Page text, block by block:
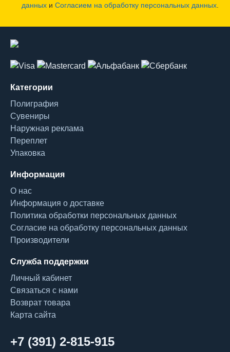
данных и Согласием на обработку персональных данных
Категории
Полиграфия
Сувениры
Наружная реклама
Переплет
Упаковка
Информация
О нас
Информация о доставке
Политика обработки персональных данных
Согласие на обработку персональных данных
Производители
Служба поддержки
Личный кабинет
Связаться с нами
Возврат товара
Карта сайта
+7 (391) 2-815-915